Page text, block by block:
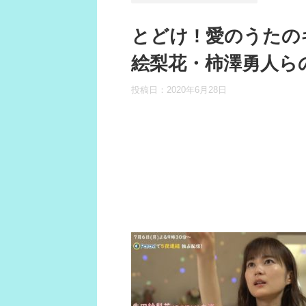
とどけ ! 愛のうた
絵梨花・柿澤勇人ら
投稿日： 2020年6月28日